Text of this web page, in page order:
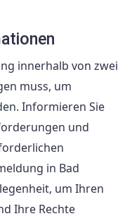
innerhalb von zwei
muss, um
Informieren Sie
und
in Bad
um Ihren
Ihre Rechte